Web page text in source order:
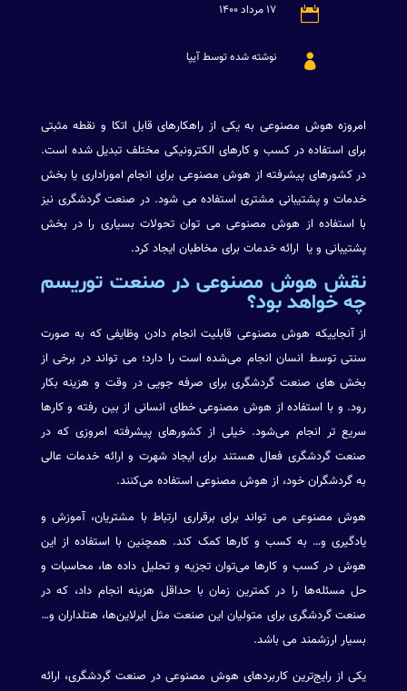
 ۱۷ مرداد ۱۴۰۰
 نوشته شده توسط آیپا
امروزه هوش مصنوعی به یکی از راهکارهای قابل اتکا و نقطه مثبتی
برای استفاده در کسب و کارهای الکترونیکی مختلف تبدیل شده است.
در کشورهای پیشرفته از هوش مصنوعی برای انجام اموراداری یا بخش
خدمات و پشتیبانی مشتری استفاده می شود. در صنعت گردشگری نیز
با استفاده از هوش مصنوعی می توان تحولات بسیاری را در بخش
پشتیبانی و یا ارائه خدمات برای مخاطبان ایجاد کرد.
نقش هوش مصنوعی در صنعت توریسم
چه خواهد بود؟
از آنجاییکه هوش مصنوعی قابلیت انجام دادن وظایفی که به صورت
سنتی توسط انسان انجام می‌شده است را دارد؛ می تواند در برخی از
بخش های صنعت گردشگری برای صرفه جویی در وقت و هزینه بکار
رود. و با استفاده از هوش مصنوعی خطای انسانی از بین رفته و کارها
سریع تر انجام می‌شود. خیلی از کشورهای پیشرفته امروزی که در
صنعت گردشگری فعال هستند برای ایجاد شهرت و ارائه خدمات عالی
به گردشگران خود، از هوش مصنوعی استفاده می‌کنند.
هوش مصنوعی می تواند برای برقراری ارتباط با مشتریان، آموزش و
یادگیری و… به کسب و کارها کمک کند. همچنین با استفاده از این
هوش در کسب و کارها می‌توان تجزیه و تحلیل داده ها، محاسبات و
حل مسئله‌ها را در کمترین زمان با حداقل هزینه انجام داد، که در
صنعت گردشگری برای متولیان این صنعت مثل ایرلاین‌ها، هتلداران و…
بسیار ارزشمند می باشد.
یکی از رایج‌ترین کاربردهای هوش مصنوعی در صنعت گردشگری، ارائه